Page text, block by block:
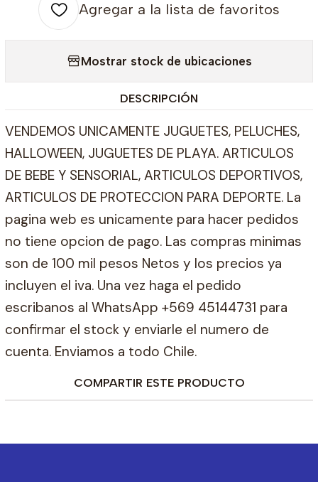
Agregar a la lista de favoritos
Mostrar stock de ubicaciones
DESCRIPCIÓN
VENDEMOS UNICAMENTE JUGUETES, PELUCHES,
HALLOWEEN, JUGUETES DE PLAYA. ARTICULOS
DE BEBE Y SENSORIAL, ARTICULOS DEPORTIVOS,
ARTICULOS DE PROTECCION PARA DEPORTE. La
pagina web es unicamente para hacer pedidos
no tiene opcion de pago. Las compras minimas
son de 100 mil pesos Netos y los precios ya
incluyen el iva. Una vez haga el pedido
escribanos al WhatsApp +569 45144731 para
confirmar el stock y enviarle el numero de
cuenta. Enviamos a todo Chile.
COMPARTIR ESTE PRODUCTO